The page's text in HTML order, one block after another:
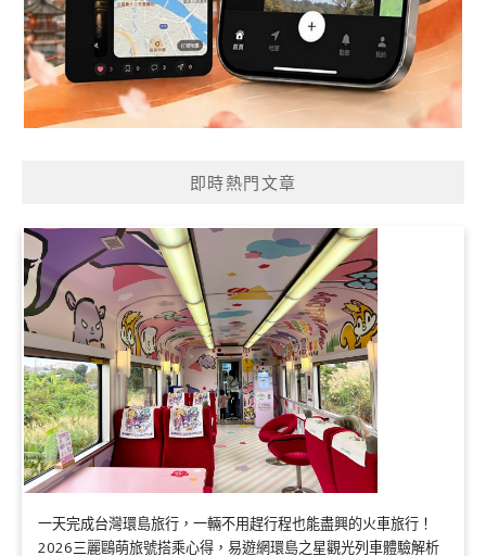
即時熱門文章
一天完成台灣環島旅行，一輛不用趕行程也能盡興的火車旅行！
2026三麗鷗萌旅號搭乘心得，易遊網環島之星觀光列車體驗解析